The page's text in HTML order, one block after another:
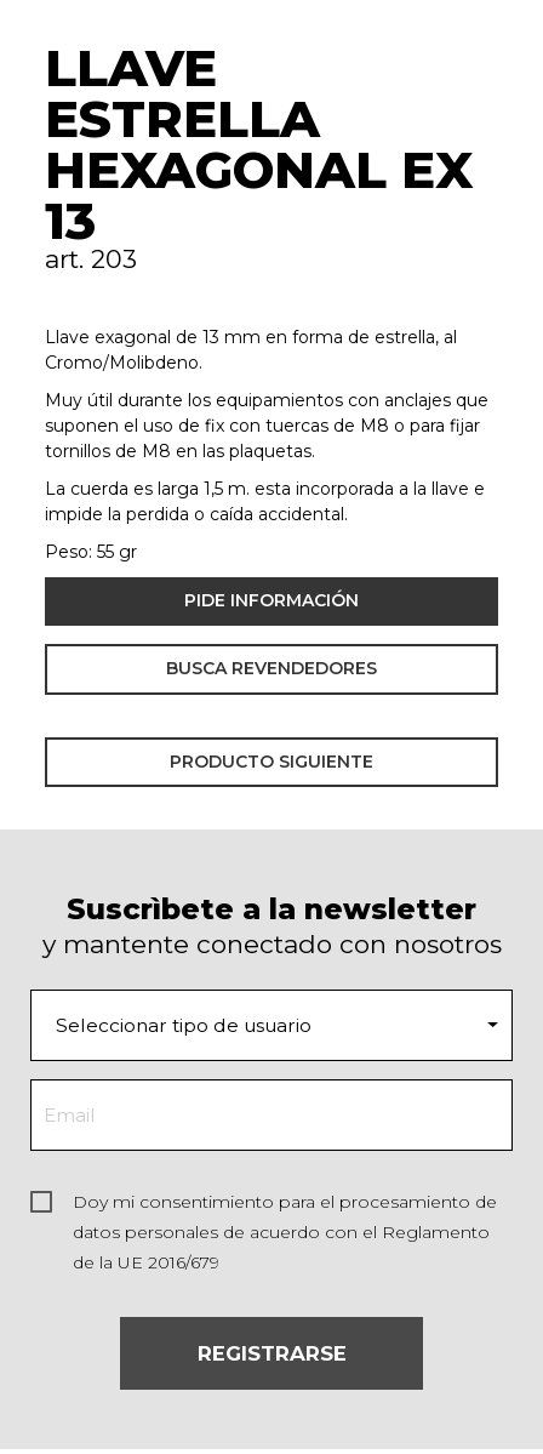
LLAVE
ESTRELLA
HEXAGONAL EX
13
art. 203
Llave exagonal de 13 mm en forma de estrella, al
Cromo/Molibdeno.
Muy útil durante los equipamientos con anclajes que
suponen el uso de fix con tuercas de M8 o para fijar
tornillos de M8 en las plaquetas.
La cuerda es larga 1,5 m. esta incorporada a la llave e
impide la perdida o caída accidental.
Peso: 55 gr
PIDE INFORMACIÓN
BUSCA REVENDEDORES
PRODUCTO SIGUIENTE
Suscrìbete a la newsletter
y mantente conectado con nosotros
Doy mi consentimiento para el procesamiento de
datos personales de acuerdo con el Reglamento
de la UE 2016/679
REGISTRARSE